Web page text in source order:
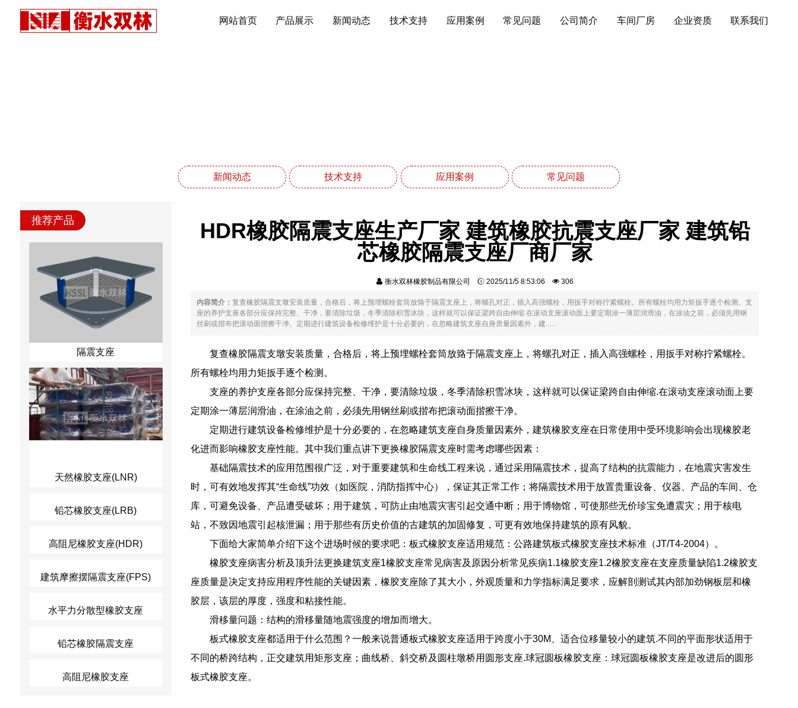
网站首页 产品展示 新闻动态 技术支持 应用案例 常见问题 公司简介 车间厂房 企业资质 联系我们
新闻动态 技术支持 应用案例 常见问题
推荐产品
隔震支座
天然橡胶支座(LNR)
铅芯橡胶支座(LRB)
高阻尼橡胶支座(HDR)
建筑摩擦摆隔震支座(FPS)
水平力分散型橡胶支座
铅芯橡胶隔震支座
高阻尼橡胶支座
HDR橡胶隔震支座生产厂家 建筑橡胶抗震支座厂家 建筑铅
芯橡胶隔震支座厂商厂家
衡水双林橡胶制品有限公司 2025/11/5 8:53:06 306
内容简介： 复查橡胶隔震支墩安装质量，合格后，将上预埋螺栓套筒放臵于隔震支座上，将螺孔对正，插入高强螺栓，用扳手对称拧紧螺栓。所有螺栓均用力矩扳手逐个检测。支
座的养护支座各部分应保持完整、干净，要清除垃圾，冬季清除积雪冰块，这样就可以保证梁跨自由伸缩.在滚动支座滚动面上要定期涂一薄层润滑油，在涂油之前，必须先用钢
丝刷或揩布把滚动面揩擦干净。定期进行建筑设备检修维护是十分必要的，在忽略建筑支座自身质量因素外，建......
复查橡胶隔震支墩安装质量，合格后，将上预埋螺栓套筒放臵于隔震支座上，将螺孔对正，插入高强螺栓，用扳手对称拧紧螺栓。
所有螺栓均用力矩扳手逐个检测。
支座的养护支座各部分应保持完整、干净，要清除垃圾，冬季清除积雪冰块，这样就可以保证梁跨自由伸缩.在滚动支座滚动面上要
定期涂一薄层润滑油，在涂油之前，必须先用钢丝刷或揩布把滚动面揩擦干净。
定期进行建筑设备检修维护是十分必要的，在忽略建筑支座自身质量因素外，建筑橡胶支座在日常使用中受环境影响会出现橡胶老
化进而影响橡胶支座性能。其中我们重点讲下更换橡胶隔震支座时需考虑哪些因素：
基础隔震技术的应用范围很广泛，对于重要建筑和生命线工程来说，通过采用隔震技术，提高了结构的抗震能力，在地震灾害发生
时，可有效地发挥其“生命线”功效（如医院，消防指挥中心），保证其正常工作；将隔震技术用于放置贵重设备、仪器、产品的车间、仓
库，可避免设备、产品遭受破坏；用于建筑，可防止由地震灾害引起交通中断；用于博物馆，可使那些无价珍宝免遭震灾；用于核电
站，不致因地震引起核泄漏；用于那些有历史价值的古建筑的加固修复，可更有效地保持建筑的原有风貌。
下面给大家简单介绍下这个进场时候的要求吧：板式橡胶支座适用规范：公路建筑板式橡胶支座技术标准（JT/T4-2004）。
橡胶支座病害分析及顶升法更换建筑支座1橡胶支座常见病害及原因分析常见疾病1.1橡胶支座1.2橡胶支座在支座质量缺陷1.2橡胶支
座质量是决定支持应用程序性能的关键因素，橡胶支座除了其大小，外观质量和力学指标满足要求，应解剖测试其内部加劲钢板层和橡
胶层，该层的厚度，强度和粘接性能。
滑移量问题：结构的滑移量随地震强度的增加而增大。
板式橡胶支座都适用于什么范围？一般来说普通板式橡胶支座适用于跨度小于30M、适合位移量较小的建筑.不同的平面形状适用于
不同的桥跨结构，正交建筑用矩形支座；曲线桥、斜交桥及圆柱墩桥用圆形支座.球冠圆板橡胶支座：球冠圆板橡胶支座是改进后的圆形
板式橡胶支座。